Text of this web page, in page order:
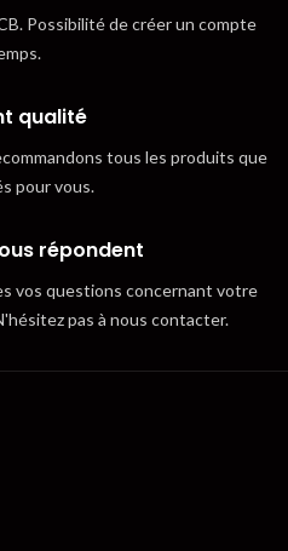
Possibilité de créer un compte
qualité
tous les produits que
pour vous.
répondent
vos questions concernant votre
pas à nous contacter.